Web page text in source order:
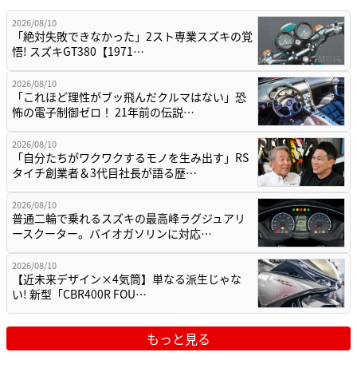
2026/08/10
「絶対失敗できなかった」2スト専業スズキの覚
悟! スズキGT380【1971…
2026/08/10
「これほど理性がブッ飛んだクルマはない」恐
怖の電子制御ゼロ！ 21年前の伝説…
2026/08/10
「自分たちがワクワクするモノを生み出す」RS
タイチ創業者＆3代目社長が語る歴…
2026/08/10
普通二輪で乗れるスズキの最高峰ラグジュアリ
ースクーター。バイオガソリンに対応…
2026/08/10
【近未来デザイン×4気筒】単なる派生じゃな
い! 新型「CBR400R FOU…
もっと見る